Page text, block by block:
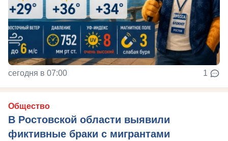
сегодня в 07:00 1
Общество
В Ростовской области выявили
фиктивные браки с мигрантами